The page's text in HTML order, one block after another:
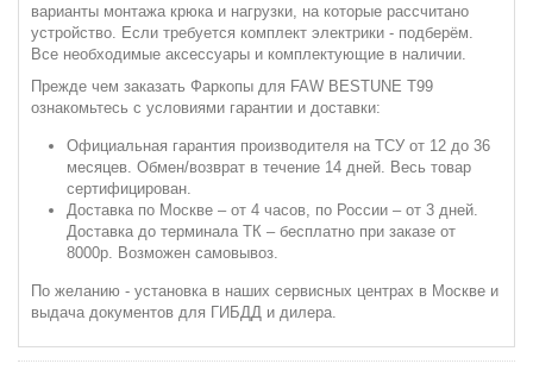
варианты монтажа крюка и нагрузки, на которые рассчитано
устройство. Если требуется комплект электрики - подберём.
Все необходимые аксессуары и комплектующие в наличии.
Прежде чем заказать Фаркопы для FAW BESTUNE T99
ознакомьтесь с условиями гарантии и доставки:
Официальная гарантия производителя на ТСУ от 12 до 36
месяцев. Обмен/возврат в течение 14 дней. Весь товар
сертифицирован.
Доставка по Москве – от 4 часов, по России – от 3 дней.
Доставка до терминала ТК – бесплатно при заказе от
8000р. Возможен самовывоз.
По желанию - установка в наших сервисных центрах в Москве и
выдача документов для ГИБДД и дилера.